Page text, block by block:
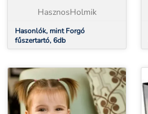
HasznosHolmik
Hasonlók, mint Forgó
fűszertartó, 6db